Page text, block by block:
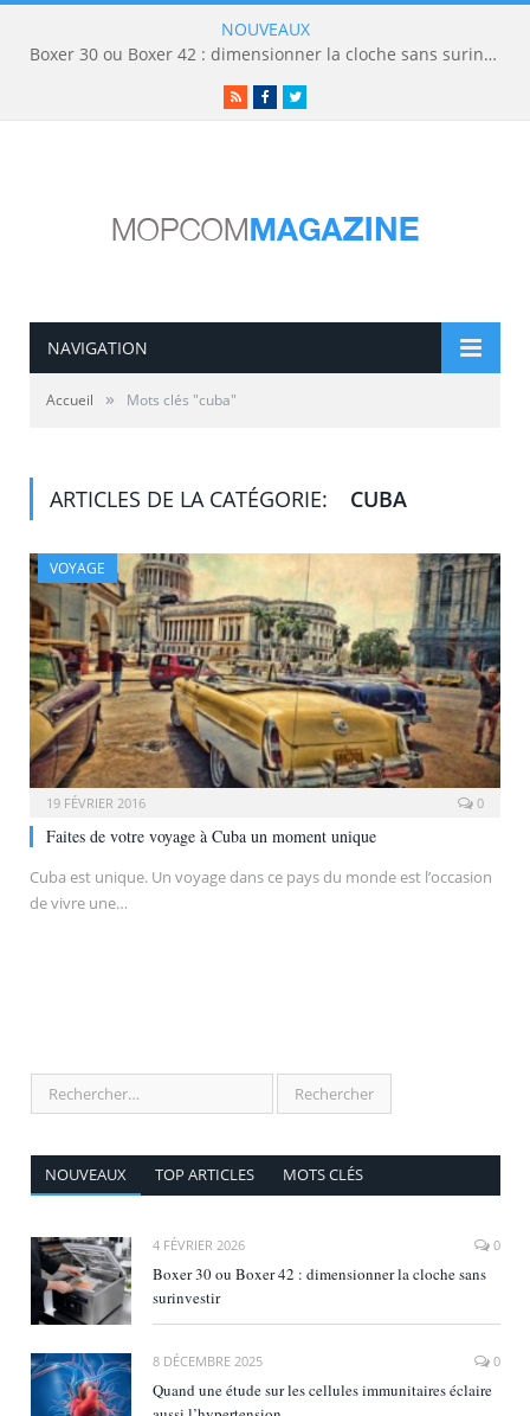
NOUVEAUX
Boxer 30 ou Boxer 42 : dimensionner la cloche sans surinvestir
RSSFacebookTwitter
NAVIGATION
Accueil » Mots clés "cuba"
ARTICLES DE LA CATÉGORIE: CUBA
VOYAGE
19 FÉVRIER 2016 0
Faites de votre voyage à Cuba un moment unique
Cuba est unique. Un voyage dans ce pays du monde est l’occasion
de vivre une…
NOUVEAUX TOP ARTICLES MOTS CLÉS
4 FÉVRIER 2026 0
Boxer 30 ou Boxer 42 : dimensionner la cloche sans
surinvestir
8 DÉCEMBRE 2025 0
Quand une étude sur les cellules immunitaires éclaire